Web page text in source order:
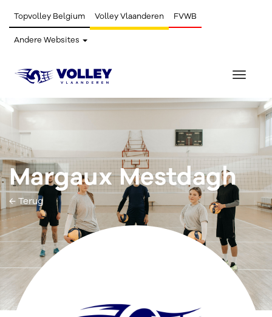
Topvolley Belgium Volley Vlaanderen FVWB
Andere Websites
Toggle
Margaux Mestdagh
← Terug